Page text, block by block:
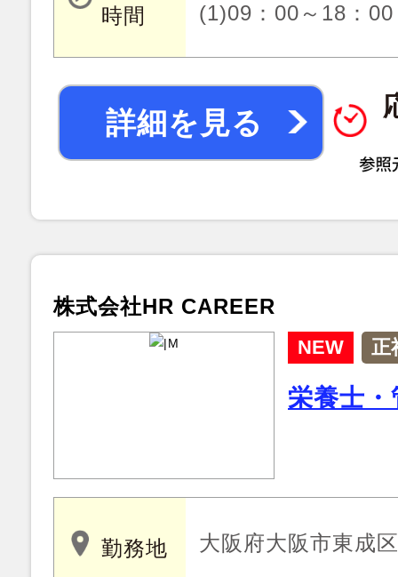
時間
(1)09：00～18：00
詳細を見る
株式会社HR CAREER
NEW 正
栄養士
勤務地 大阪府大阪市東成